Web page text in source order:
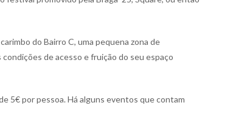
do Bairro C, uma pequena zona de
de acesso e fruição do seu espaço
5€ por pessoa. Há alguns eventos que contam